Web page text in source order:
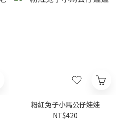
粉紅兔子小馬公仔娃娃
NT$420